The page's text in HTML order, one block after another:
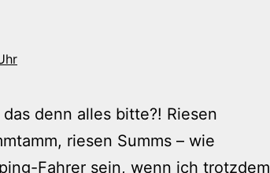
denn alles bitte?! Riesen
riesen Summs – wie
Fahrer sein, wenn ich trotzdem